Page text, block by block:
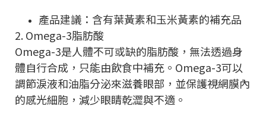
產品建議：含有葉黃素和玉米黃素的補充品
2. Omega-3脂肪酸
Omega-3是人體不可或缺的脂肪酸，無法透過身
體自行合成，只能由飲食中補充。Omega-3可以
調節淚液和油脂分泌來滋養眼部，並保護視網膜內
的感光細胞，減少眼睛乾澀與不適。